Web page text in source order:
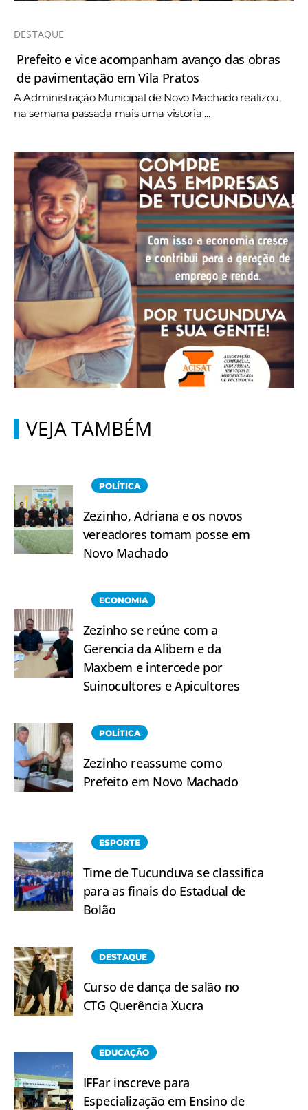
DESTAQUE
Prefeito e vice acompanham avanço das obras
de pavimentação em Vila Pratos
A Administração Municipal de Novo Machado realizou,
na semana passada mais uma vistoria ...
VEJA TAMBÉM
POLÍTICA
Zezinho, Adriana e os novos
vereadores tomam posse em
Novo Machado
ECONOMIA
Zezinho se reúne com a
Gerencia da Alibem e da
Maxbem e intercede por
Suinocultores e Apicultores
POLÍTICA
Zezinho reassume como
Prefeito em Novo Machado
ESPORTE
Time de Tucunduva se classifica
para as finais do Estadual de
Bolão
DESTAQUE
Curso de dança de salão no
CTG Querência Xucra
EDUCAÇÃO
IFFar inscreve para
Especialização em Ensino de